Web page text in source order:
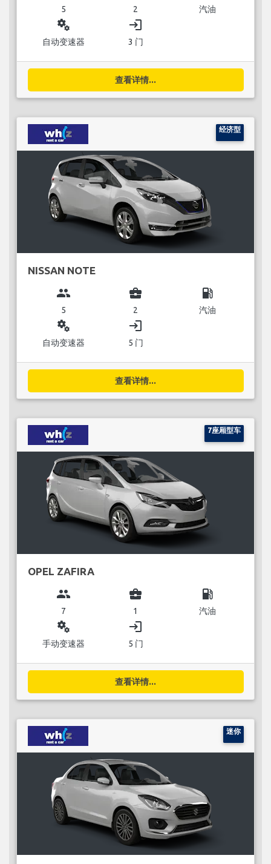
5 2 汽油
miscellaneous_services
自动变速器
login
3 门
查看详情...
经济型
NISSAN NOTE
group
5
business_center
2
local_gas_station
汽油
miscellaneous_services
自动变速器
login
5 门
查看详情...
7座厢型车
OPEL ZAFIRA
group
7
business_center
1
local_gas_station
汽油
miscellaneous_services
手动变速器
login
5 门
查看详情...
迷你